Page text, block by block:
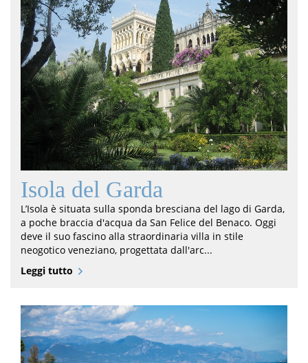
Isola del Garda
L’Isola è situata sulla sponda bresciana del lago di Garda,
a poche braccia d'acqua da San Felice del Benaco. Oggi
deve il suo fascino alla straordinaria villa in stile
neogotico veneziano, progettata dall'arc...
Leggi tutto